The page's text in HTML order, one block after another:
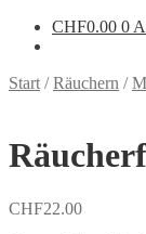
CHF0.00 0
Start /Räuchern /
CHF22.00